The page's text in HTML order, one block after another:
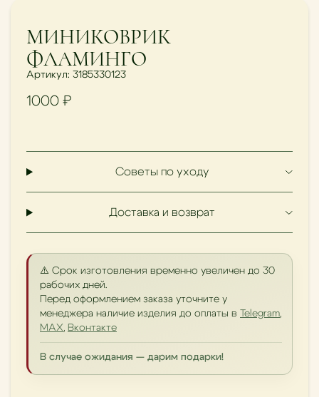
МИНИКОВРИК
ФЛАМИНГО
Артикул: 3185330123
1000 ₽
Советы по уходу
Доставка и возврат
⚠️ Срок изготовления временно увеличен до 30
рабочих дней.
Перед оформлением заказа уточните у
менеджера наличие изделия до оплаты в
Telegram,
MAX, Вконтакте
В случае ожидания — дарим подарки!